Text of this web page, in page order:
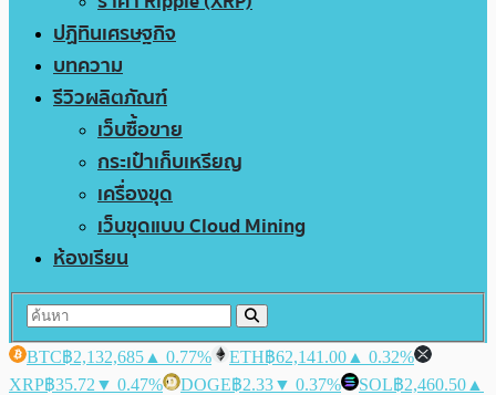
ปฏิทินเศรษฐกิจ
บทความ
รีวิวผลิตภัณฑ์
เว็บซื้อขาย
กระเป๋าเก็บเหรียญ
เครื่องขุด
เว็บขุดแบบ Cloud Mining
ห้องเรียน
BTC฿2,132,685 ▲ 0.77% ETH฿62,141.00 ▲ 0.32%
XRP฿35.72 ▼ 0.47% DOGE฿2.33▼ 0.37% SOL฿2,460.50 ▲